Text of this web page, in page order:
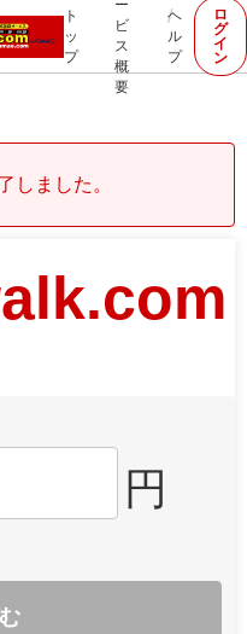
ト
ッ
プ
ー
ビ
ス
概
要
ヘ
ル
プ
ロ
グ
イ
ン
しました。
円